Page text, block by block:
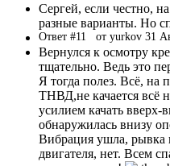
Сергей, если честно,
разные варианты. Но
Ответ #11 от yurkov 31
Вернулся к осмотру
тщательно. Ведь это
Я тогда полез. Всё, на
ТНВД,не качается всё
усилием качать вверх-
обнаружилась внизу
Вибрация ушла, рывка
двигателя, нет. Всем